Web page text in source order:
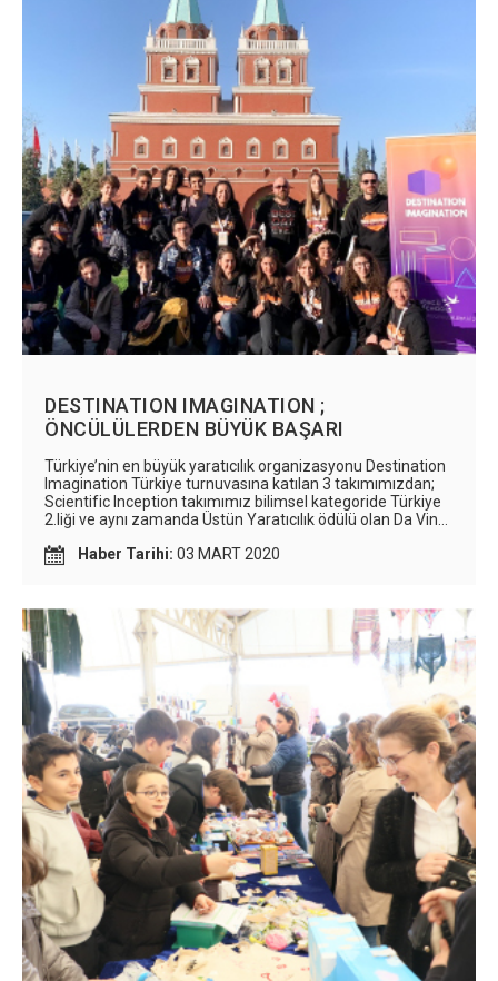
DESTINATION IMAGINATION ;
ÖNCÜLÜLERDEN BÜYÜK BAŞARI
Türkiye’nin en büyük yaratıcılık organizasyonu Destination
Imagination Türkiye turnuvasına katılan 3 takımımızdan;
Scientific Inception takımımız bilimsel kategoride Türkiye
2.liği ve aynı zamanda Üstün Yaratıcılık ödülü olan Da Vinci
kategorisine katılan DI-Jokers takımımız da Türkiye 2.si
jürilerin takdirini toplamıştır.
Haber Tarihi: 03 MART 2020